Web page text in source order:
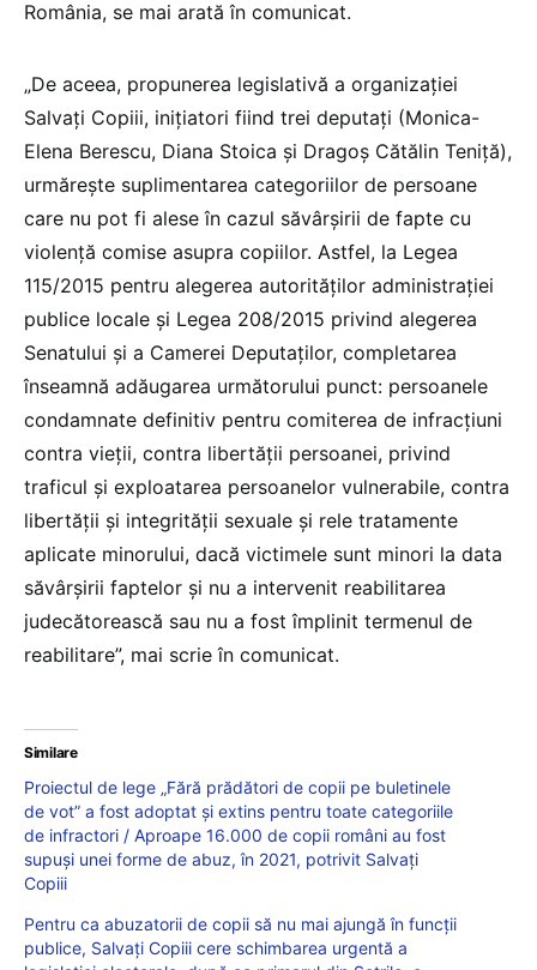
România, se mai arată în comunicat.
„De aceea, propunerea legislativă a organizaţiei
Salvaţi Copiii, iniţiatori fiind trei deputaţi (Monica-
Elena Berescu, Diana Stoica şi Dragoş Cătălin Teniţă),
urmăreşte suplimentarea categoriilor de persoane
care nu pot fi alese în cazul săvârşirii de fapte cu
violenţă comise asupra copiilor. Astfel, la Legea
115/2015 pentru alegerea autorităţilor administraţiei
publice locale şi Legea 208/2015 privind alegerea
Senatului şi a Camerei Deputaţilor, completarea
înseamnă adăugarea următorului punct: persoanele
condamnate definitiv pentru comiterea de infracţiuni
contra vieţii, contra libertăţii persoanei, privind
traficul şi exploatarea persoanelor vulnerabile, contra
libertăţii şi integrităţii sexuale şi rele tratamente
aplicate minorului, dacă victimele sunt minori la data
săvârşirii faptelor şi nu a intervenit reabilitarea
judecătorească sau nu a fost împlinit termenul de
reabilitare”, mai scrie în comunicat.
Similare
Proiectul de lege „Fără prădători de copii pe buletinele
de vot” a fost adoptat și extins pentru toate categoriile
de infractori / Aproape 16.000 de copii români au fost
supuși unei forme de abuz, în 2021, potrivit Salvați
Copiii
Pentru ca abuzatorii de copii să nu mai ajungă în funcții
publice, Salvați Copiii cere schimbarea urgentă a